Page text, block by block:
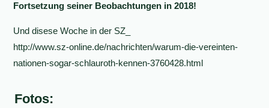
Fortsetzung seiner Beobachtungen in 2018!
Und disese Woche in der SZ_
http://www.sz-online.de/nachrichten/warum-die-vereinten-
nationen-sogar-schlauroth-kennen-3760428.html
Fotos: